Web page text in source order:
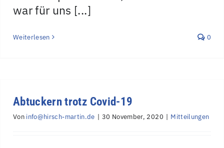
war für uns [...]
Weiterlesen 0
Abtuckern trotz Covid-19
Von info@hirsch-martin.de | 30 November, 2020 | Mitteilungen